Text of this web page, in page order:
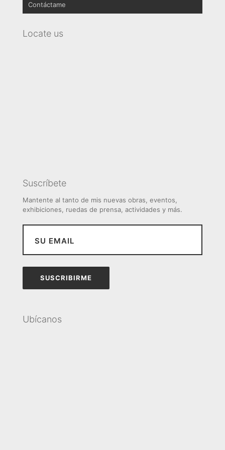
Rostros
Relojes
Cobranding
Contáctame
Locate us
Suscríbete
Mantente al tanto de mis nuevas obras, eventos,
exhibiciones, ruedas de prensa, actividades y más.
Ubícanos